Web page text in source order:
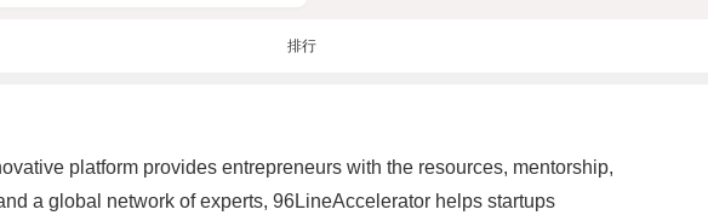
排行
platform provides entrepreneurs with the resources, mentorship,
a global network of experts, 96LineAccelerator helps startups